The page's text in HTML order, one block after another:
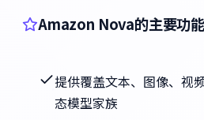
Amazon Nova的主要功能
提供覆盖文本、图像、视
态模型家族